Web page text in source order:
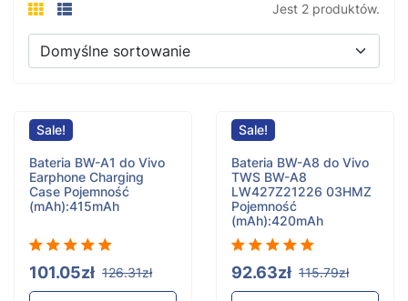
Jest 2 produktów.
Sale!
Bateria BW-A1 do Vivo
Earphone Charging
Case Pojemność
(mAh):415mAh
101.05zł 126.31zł
Sale!
Bateria BW-A8 do Vivo
TWS BW-A8
LW427Z21226 03HMZ
Pojemność
(mAh):420mAh
92.63zł 115.79zł